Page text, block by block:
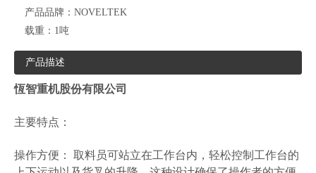
产品品牌： NOVELTEK
载重： 1吨
产品描述
恆智重机股份有限公司
主要特点：
操作方便： 取料员可站立在工作台内，轻松控制工作台的